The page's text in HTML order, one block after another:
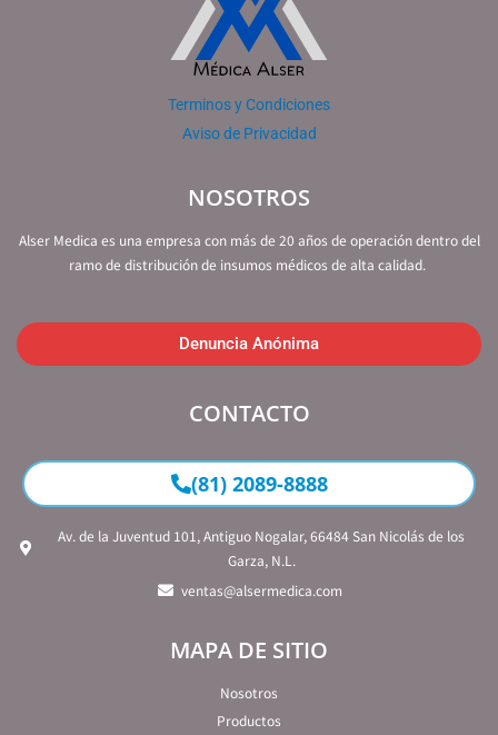
Terminos y Condiciones
Aviso de Privacidad
NOSOTROS
Alser Medica es una empresa con más de 20 años de operación dentro del
ramo de distribución de insumos médicos de alta calidad.
Denuncia Anónima
CONTACTO
(81) 2089-8888
Av. de la Juventud 101, Antiguo Nogalar, 66484 San Nicolás de los
Garza, N.L.
ventas@alsermedica.com
MAPA DE SITIO
Nosotros
Productos